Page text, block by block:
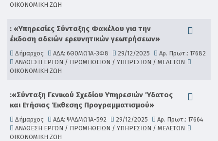
ΟΙΚΟΝΟΜΙΚΗ ΖΩΗ
: «Υπηρεσίες Σύνταξης Φακέλου για την
έκδοση αδειών ερευνητικών γεωτρήσεων»
Δήμαρχος ΑΔΑ: 6Θ0ΜΩ1Α-3Φ8 29/12/2025
Αρ. Πρωτ.: 17682
ΑΝΑΘΕΣΗ ΕΡΓΩΝ / ΠΡΟΜΗΘΕΙΩΝ / ΥΠΗΡΕΣΙΩΝ / ΜΕΛΕΤΩΝ
ΟΙΚΟΝΟΜΙΚΗ ΖΩΗ
:«Σύνταξη Γενικού Σχεδίου Υπηρεσιών Ύδατος
και Ετήσιας Έκθεσης Προγραμματισμού»
Δήμαρχος ΑΔΑ: ΨΛΔΜΩ1Α-592 29/12/2025
Αρ. Πρωτ.: 17664
ΑΝΑΘΕΣΗ ΕΡΓΩΝ / ΠΡΟΜΗΘΕΙΩΝ / ΥΠΗΡΕΣΙΩΝ / ΜΕΛΕΤΩΝ
ΟΙΚΟΝΟΜΙΚΗ ΖΩΗ